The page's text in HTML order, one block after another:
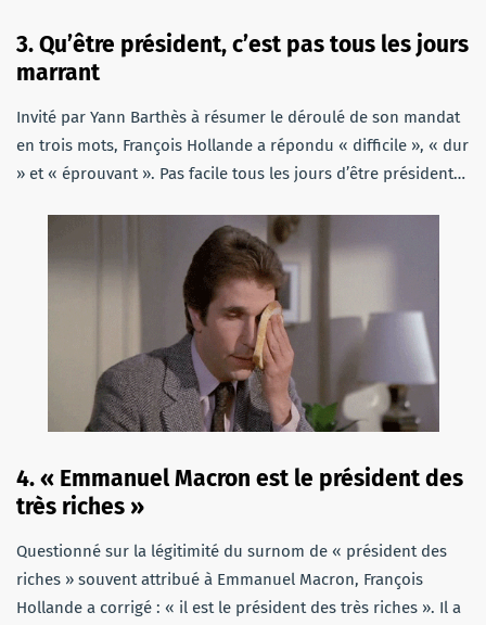
3. Qu’être président, c’est pas tous les jours
marrant
Invité par Yann Barthès à résumer le déroulé de son mandat
en trois mots, François Hollande a répondu « difficile », « dur
» et « éprouvant ». Pas facile tous les jours d’être président…
4. « Emmanuel Macron est le président des
très riches »
Questionné sur la légitimité du surnom de « président des
riches » souvent attribué à Emmanuel Macron, François
Hollande a corrigé : « il est le président des très riches ». Il a